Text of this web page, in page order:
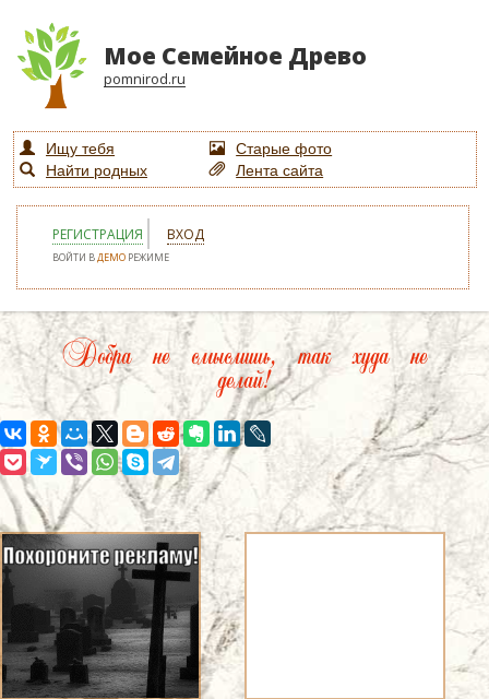
Мое Семейное Древо
pomnirod.ru
Ищу тебя
Старые фото
Найти родных
Лента сайта
РЕГИСТРАЦИЯ ВХОД
ВОЙТИ ВДЕМО РЕЖИМЕ
Добра не смыслишь, так худа не
делай!